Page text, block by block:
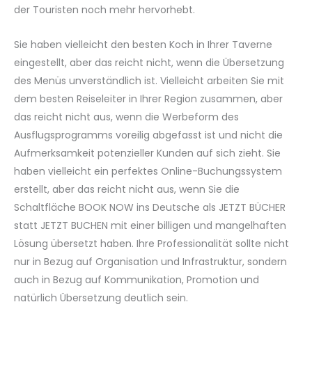
der Touristen noch mehr hervorhebt.
Sie haben vielleicht den besten Koch in Ihrer Taverne
eingestellt, aber das reicht nicht, wenn die Übersetzung
des Menüs unverständlich ist. Vielleicht arbeiten Sie mit
dem besten Reiseleiter in Ihrer Region zusammen, aber
das reicht nicht aus, wenn die Werbeform des
Ausflugsprogramms voreilig abgefasst ist und nicht die
Aufmerksamkeit potenzieller Kunden auf sich zieht. Sie
haben vielleicht ein perfektes Online-Buchungssystem
erstellt, aber das reicht nicht aus, wenn Sie die
Schaltfläche BOOK NOW ins Deutsche als JETZT BÜCHER
statt JETZT BUCHEN mit einer billigen und mangelhaften
Lösung übersetzt haben. Ihre Professionalität sollte nicht
nur in Bezug auf Organisation und Infrastruktur, sondern
auch in Bezug auf Kommunikation, Promotion und
natürlich Übersetzung deutlich sein.